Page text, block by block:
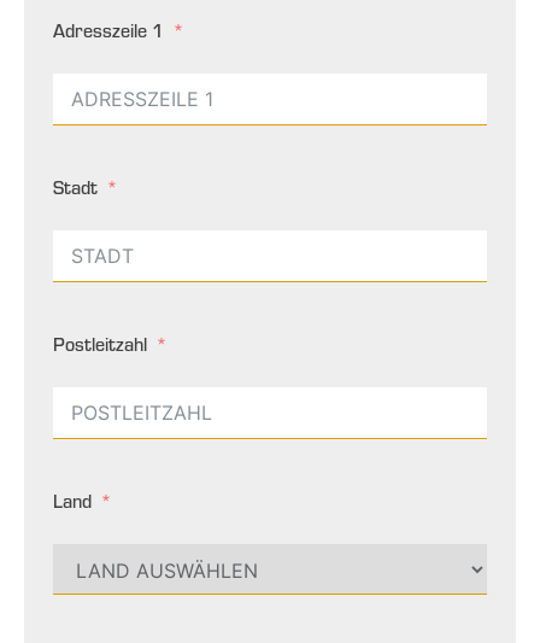
Adresszeile 1
Stadt
Postleitzahl
Land